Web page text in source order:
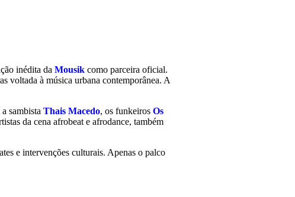
inédita da Mousik como parceira oficial.
voltada à música urbana contemporânea. A
sambista Thais Macedo, os funkeiros Os
da cena afrobeat e afrodance, também
e intervenções culturais. Apenas o palco